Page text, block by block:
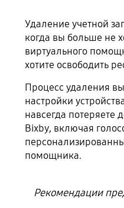
Удаление учетной
когда вы больше не
виртуального
хотите освободить
Процесс удаления
настройки
навсегда потеряете
Bixby, включая
помощника.
Рекомендации